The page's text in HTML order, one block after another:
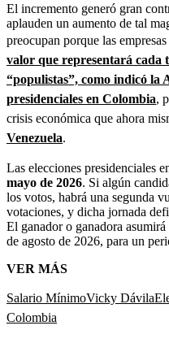
El incremento generó gran
aplauden un aumento de tal
preocupan porque las
valor que representará cada
“populistas”, como indicó la
presidenciales en Colombia,
crisis económica que ahora
Venezuela.
Las elecciones presidenciales
mayo de 2026. Si algún
los votos, habrá una segunda
votaciones, y dicha jornada
El ganador o ganadora
de agosto de 2026, para un
VER MÁS
Salario MínimoVicky Dávila
Colombia